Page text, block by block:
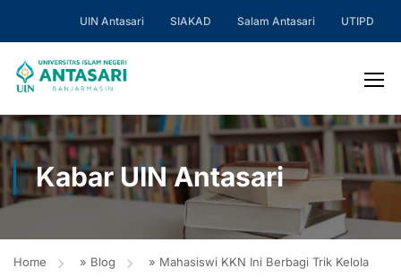
UIN Antasari SIAKAD Salam Antasari UTIPD
Kabar UIN Antasari
Home » Blog » Mahasiswi KKN Ini Berbagi Trik Kelola